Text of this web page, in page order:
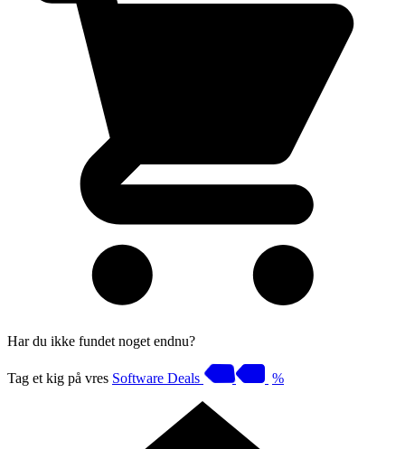
Har du ikke fundet noget endnu?
Tag et kig på vres Software Deals %